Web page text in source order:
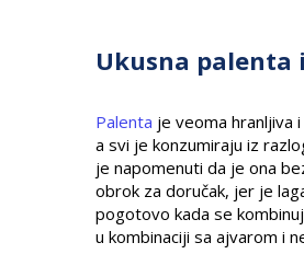
Ukusna palenta
Palenta je veoma hranljiva
a svi je konzumiraju iz
je napomenuti da je ona
obrok za doručak, jer je
pogotovo kada se
u kombinaciji sa ajvarom i